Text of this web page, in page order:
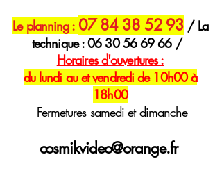
Le planning : 07 84 38 52 93 / La
technique :06 30 56 69 66/
Horairesd'ouvertures :
du lundi au et vendredi de 10h00 à
18h00
Fermetures samedi et dimanche
cosmikvideo@orange.fr